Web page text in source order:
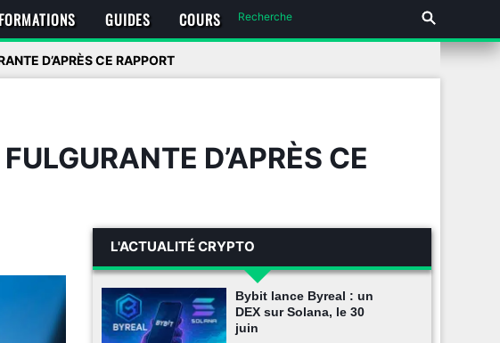
FORMATIONS GUIDES COURS
D’APRÈS CE RAPPORT
D’APRÈS CE
L'ACTUALITÉ CRYPTO
Bybit lance Byreal : un
DEX sur Solana, le 30
juin